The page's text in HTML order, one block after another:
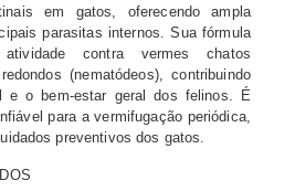
em gatos, oferecendo ampla
parasitas internos. Sua fórmula
atividade contra vermes chatos
(nematódeos), contribuindo
e o bem-estar geral dos felinos. É
para a vermifugação periódica,
preventivos dos gatos.